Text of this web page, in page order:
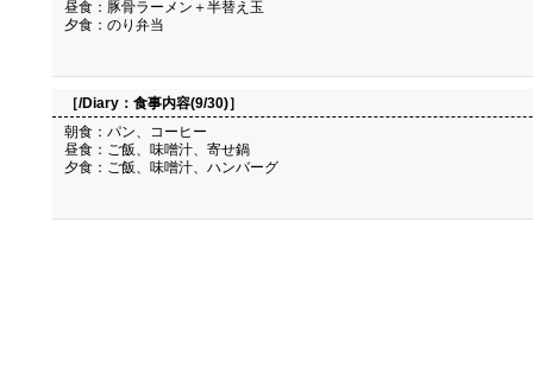
昼食：豚骨ラーメン＋半替え玉
夕食：のり弁当
［/Diary： 食事内容(9/30)］
朝食：パン、コーヒー
昼食：ご飯、味噌汁、寄せ鍋
夕食：ご飯、味噌汁、ハンバーグ